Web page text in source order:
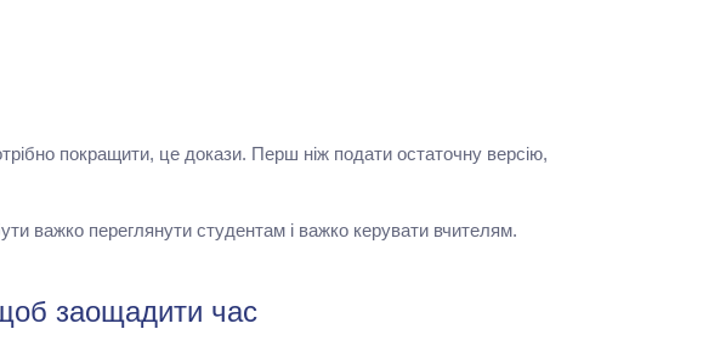
покращити, це докази. Перш ніж подати остаточну версію,
важко переглянути студентам і важко керувати вчителям.
заощадити час